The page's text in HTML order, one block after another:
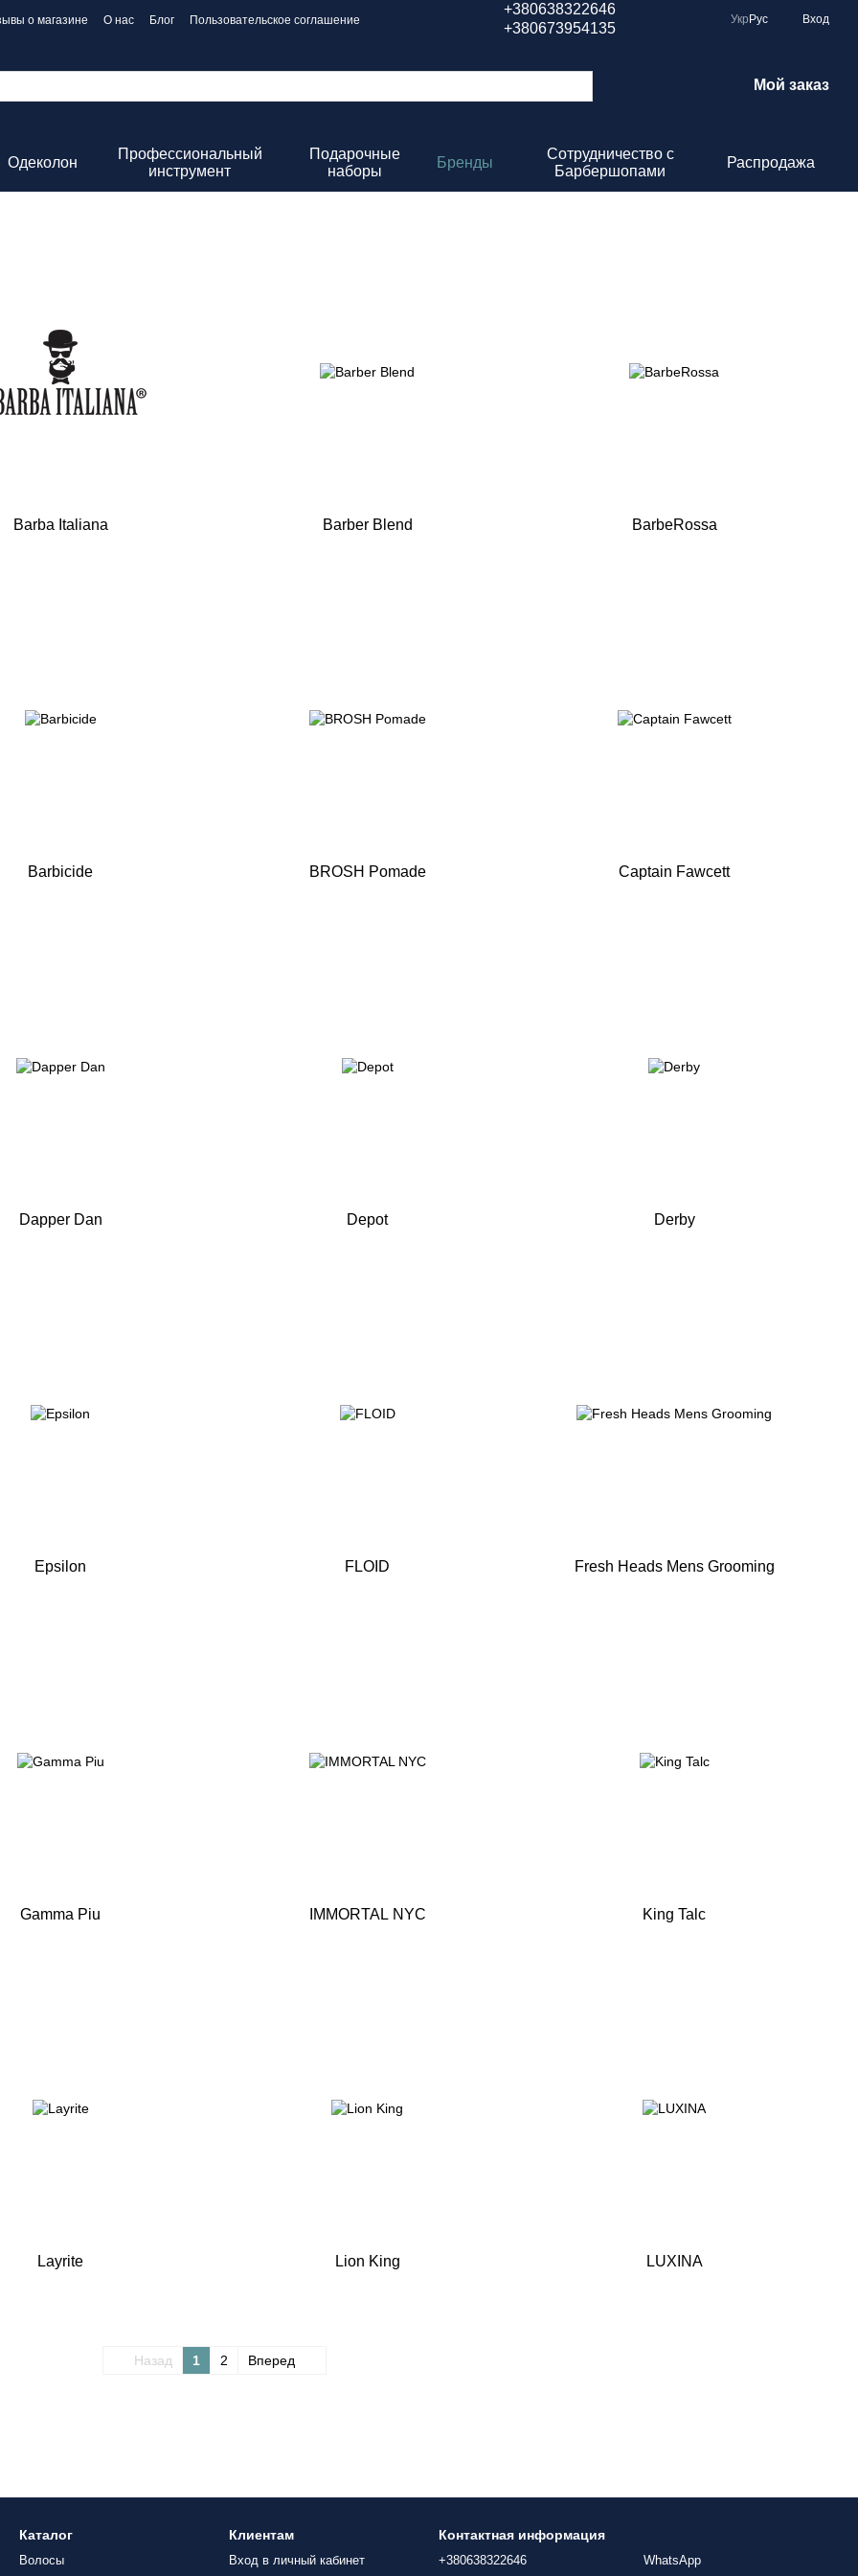
о магазине О нас Блог
Пользовательское соглашение
+380638322646
+380673954135
Укр Рус Вход
Мой заказ
Одеколон
Профессиональный
инструмент
Подарочные
наборы
Бренды
Сотрудничество с
Барбершопами
Распродажа
Barba Italiana Barber Blend BarbeRossa
Barbicide BROSH Pomade Captain Fawcett
Dapper Dan Depot Derby
Epsilon FLOID Fresh Heads Mens Grooming
Gamma Piu IMMORTAL NYC King Talc
Layrite Lion King LUXINA
Назад 1 2 Вперед
Каталог
Волосы
Клиентам
Вход в личный кабинет
Контактная информация
+380638322646 WhatsApp